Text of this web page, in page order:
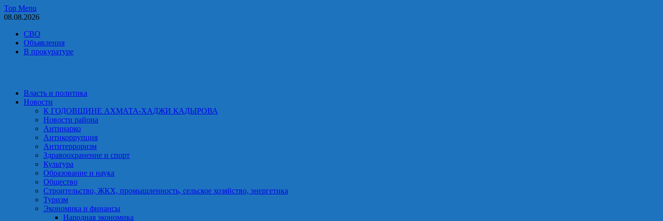
Skip
to
Top Menu
08.08.2026
СВО
Объявления
В прокуратуре
Власть и политика
Новости
К ГОДОВЩИНЕ АХМАТА-ХАДЖИ КАДЫРОВА
Новости района
Антинарко
Антикоррупция
Антитерроризм
Здравоохранение и спорт
Культура
Образование и наука
Общество
Строительство, ЖКХ, промышленность, сельское хозяйство, энергетика
Туризм
Экономика и финансы
Народная экономика